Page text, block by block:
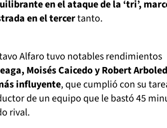
en el ataque de la ‘tri’,
en el tercertanto.
Alfaro tuvo notables rendimientos
Moisés Caicedo y Robert
influyente, que cumplió con su
de un equipo que le bastó 45
rival.